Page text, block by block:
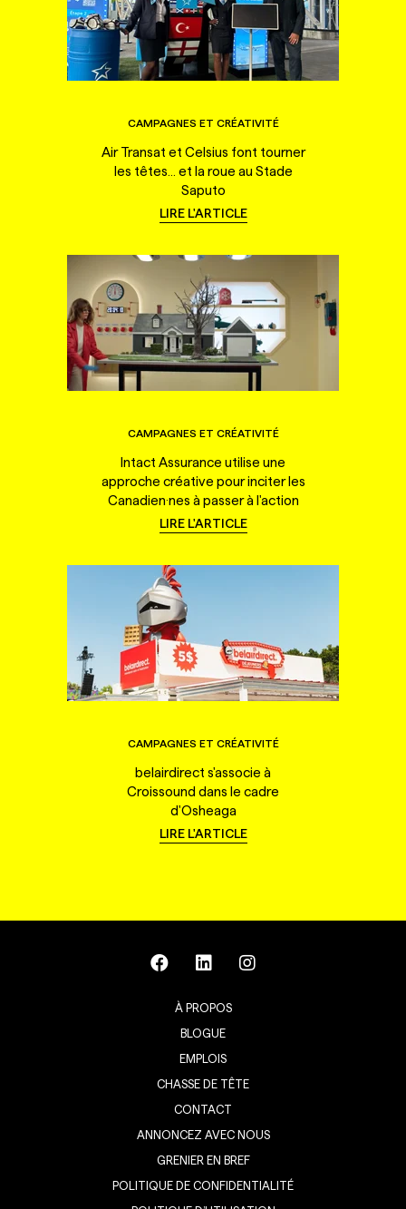
CAMPAGNES ET CRÉATIVITÉ
Air Transat et Celsius font tourner
les têtes... et la roue au Stade
Saputo
LIRE L'ARTICLE
CAMPAGNES ET CRÉATIVITÉ
Intact Assurance utilise une
approche créative pour inciter les
Canadien·nes à passer à l'action
LIRE L'ARTICLE
CAMPAGNES ET CRÉATIVITÉ
belairdirect s'associe à
Croissound dans le cadre
d'Osheaga
LIRE L'ARTICLE
À PROPOS
BLOGUE
EMPLOIS
CHASSE DE TÊTE
CONTACT
ANNONCEZ AVEC NOUS
GRENIER EN BREF
POLITIQUE DE CONFIDENTIALITÉ